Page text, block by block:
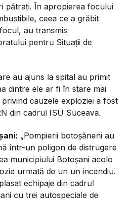
pătrați. În apropierea focului
ceea ce a grăbit
au transmis
pentru Situații de
au ajuns la spital au primit
dintre ele ar fi în stare mai
cauzele exploziei a fost
din cadrul ISU Suceava.
„Pompierii botoșăneni au
într-un poligon de distrugere
municipiului Botoșani acolo
urmată de un un incendiu.
echipaje din cadrul
cu trei autospeciale de